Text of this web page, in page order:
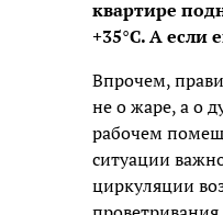
квартире
+35°С. А если
Впрочем,
не о жаре, а о
рабочем
ситуации
циркуляции